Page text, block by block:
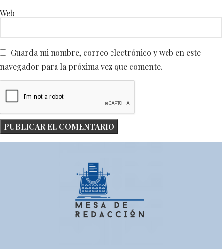
Web
Guarda mi nombre, correo electrónico y web en este
navegador para la próxima vez que comente.